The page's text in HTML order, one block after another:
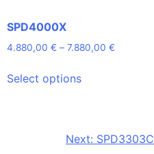
SPD4000X
4.880,00 € – 7.880,00 €Price
Select optionsproduct
variants.
Next: SPD3303C